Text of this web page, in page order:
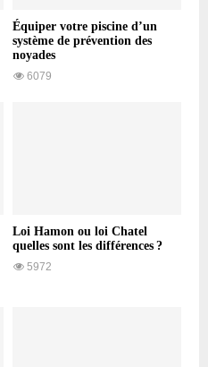
Équiper votre piscine d’un
système de prévention des
noyades
6079
Loi Hamon ou loi Chatel
quelles sont les différences ?
5972